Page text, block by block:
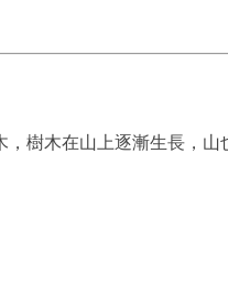
樹木在山上逐漸生長，山